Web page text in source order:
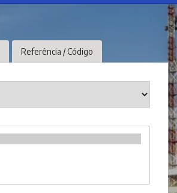
Referência / Código